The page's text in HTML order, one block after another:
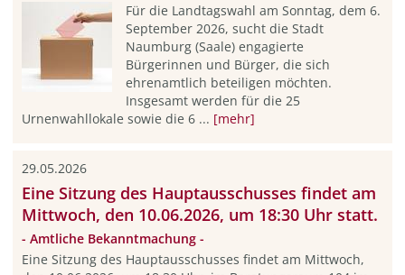
Für die Landtagswahl am Sonntag, dem 6.
September 2026, sucht die Stadt
Naumburg (Saale) engagierte
Bürgerinnen und Bürger, die sich
ehrenamtlich beteiligen möchten.
Insgesamt werden für die 25
Urnenwahllokale sowie die 6 ... [mehr]
29.05.2026
Eine Sitzung des Hauptausschusses findet am
Mittwoch, den 10.06.2026, um 18:30 Uhr statt.
- Amtliche Bekanntmachung -
Eine Sitzung des Hauptausschusses findet am Mittwoch,